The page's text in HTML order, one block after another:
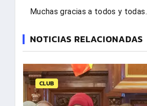
Muchas gracias a todos y todas.
NOTICIAS RELACIONADAS
CLUB